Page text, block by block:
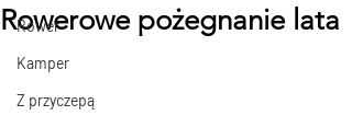
Rower
Kamper
Z przyczepą
Rowerowe pożegnanie lata